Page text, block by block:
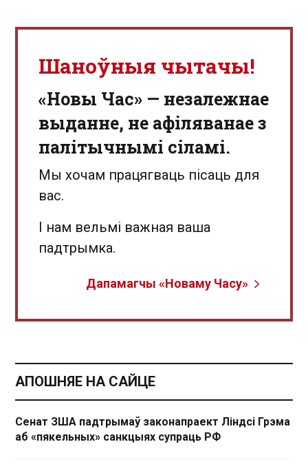
Шаноўныя чытачы!
«Новы Час» — незалежнае
выданне, не афіляванае з
палітычнымі сіламі.
Мы хочам працягваць пісаць для
вас.
І нам вельмі важная ваша
падтрымка.
Дапамагчы «Новаму Часу»
АПОШНЯЕ НА САЙЦЕ
Сенат ЗША падтрымаў законапраект Ліндсі Грэма
аб «пякельных» санкцыях супраць РФ